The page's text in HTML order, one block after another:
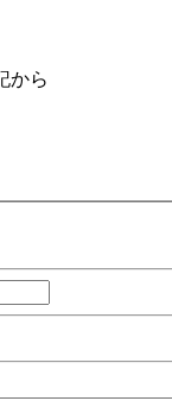
から